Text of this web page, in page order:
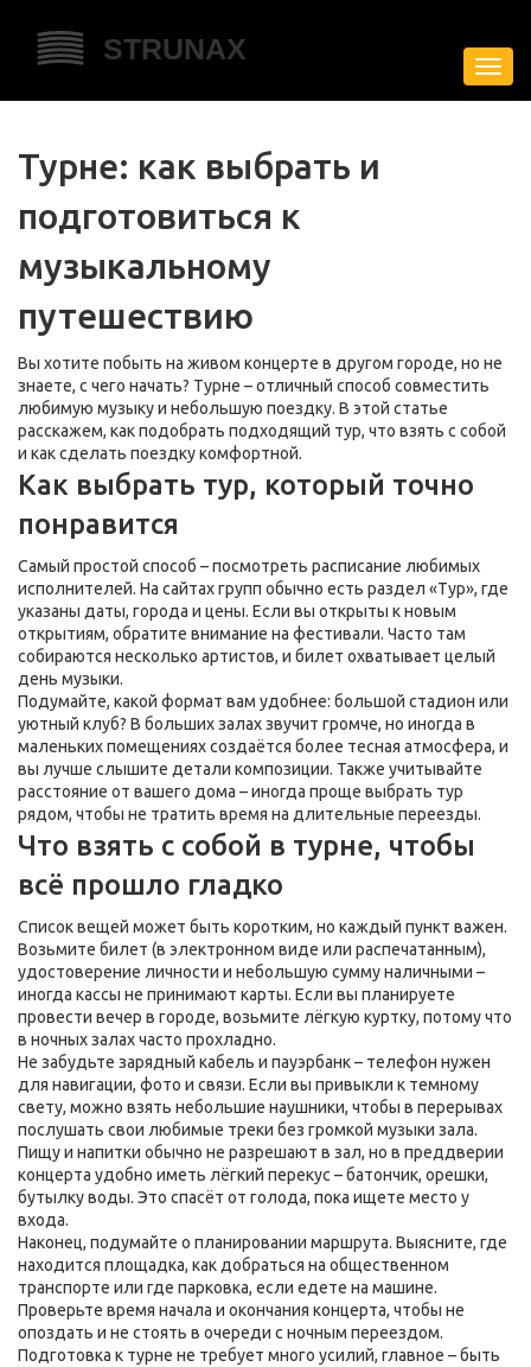
Турне: как выбрать и
подготовиться к
музыкальному
путешествию
Вы хотите побыть на живом концерте в другом городе, но не
знаете, с чего начать? Турне – отличный способ совместить
любимую музыку и небольшую поездку. В этой статье
расскажем, как подобрать подходящий тур, что взять с собой
и как сделать поездку комфортной.
Как выбрать тур, который точно
понравится
Самый простой способ – посмотреть расписание любимых
исполнителей. На сайтах групп обычно есть раздел «Тур», где
указаны даты, города и цены. Если вы открыты к новым
открытиям, обратите внимание на фестивали. Часто там
собираются несколько артистов, и билет охватывает целый
день музыки.
Подумайте, какой формат вам удобнее: большой стадион или
уютный клуб? В больших залах звучит громче, но иногда в
маленьких помещениях создаётся более тесная атмосфера, и
вы лучше слышите детали композиции. Также учитывайте
расстояние от вашего дома – иногда проще выбрать тур
рядом, чтобы не тратить время на длительные переезды.
Что взять с собой в турне, чтобы
всё прошло гладко
Список вещей может быть коротким, но каждый пункт важен.
Возьмите билет (в электронном виде или распечатанным),
удостоверение личности и небольшую сумму наличными –
иногда кассы не принимают карты. Если вы планируете
провести вечер в городе, возьмите лёгкую куртку, потому что
в ночных залах часто прохладно.
Не забудьте зарядный кабель и пауэрбанк – телефон нужен
для навигации, фото и связи. Если вы привыкли к темному
свету, можно взять небольшие наушники, чтобы в перерывах
послушать свои любимые треки без громкой музыки зала.
Пищу и напитки обычно не разрешают в зал, но в преддверии
концерта удобно иметь лёгкий перекус – батончик, орешки,
бутылку воды. Это спасёт от голода, пока ищете место у
входа.
Наконец, подумайте о планировании маршрута. Выясните, где
находится площадка, как добраться на общественном
транспорте или где парковка, если едете на машине.
Проверьте время начала и окончания концерта, чтобы не
опоздать и не стоять в очереди с ночным переездом.
Подготовка к турне не требует много усилий, главное – быть